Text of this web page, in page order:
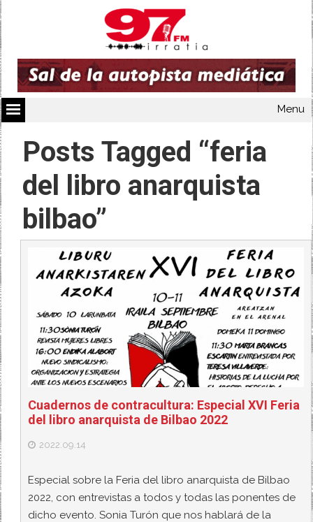
Menu
Posts Tagged “feria
del libro anarquista
bilbao”
Cuadernos de contracultura: Especial XVI Feria
del libro anarquista de Bilbao 2022
2022.09.14
Especial sobre la Feria del libro anarquista de Bilbao
2022, con entrevistas a todos y todas las ponentes de
dicho evento. Sonia Turón que nos hablará de la